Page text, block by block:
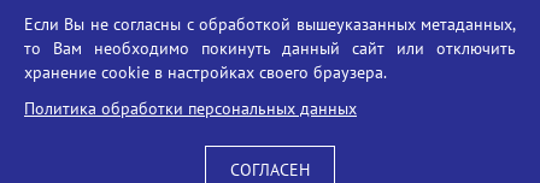
Вход
Если Вы не согласны с обработкой вышеуказанных метаданных,
то Вам необходимо покинуть данный сайт или отключить
хранение cookie в настройках своего браузера.
Политика обработки персональных данных
СОГЛАСЕН